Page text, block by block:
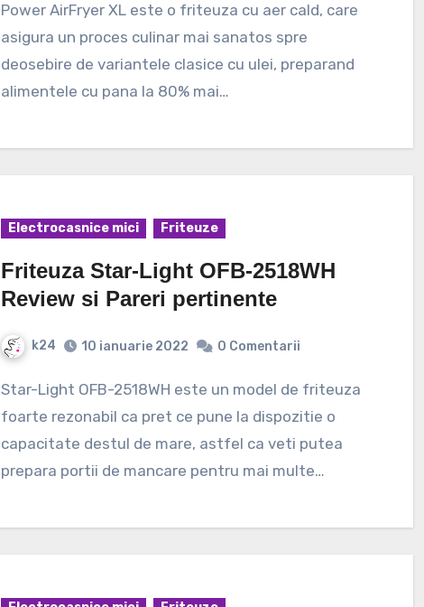
Power AirFryer XL este o friteuza cu aer cald, care
asigura un proces culinar mai sanatos spre
deosebire de variantele clasice cu ulei, preparand
alimentele cu pana la 80% mai…
Electrocasnice mici Friteuze
Friteuza Star-Light OFB-2518WH
Review si Pareri pertinente
k24 10 ianuarie 2022 0 Comentarii
Star-Light OFB-2518WH este un model de friteuza
foarte rezonabil ca pret ce pune la dispozitie o
capacitate destul de mare, astfel ca veti putea
prepara portii de mancare pentru mai multe…